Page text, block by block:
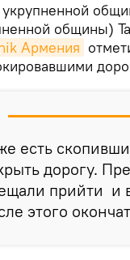
укрупненной
общины)
Армения
есть
дорогу.
прийти и
этого